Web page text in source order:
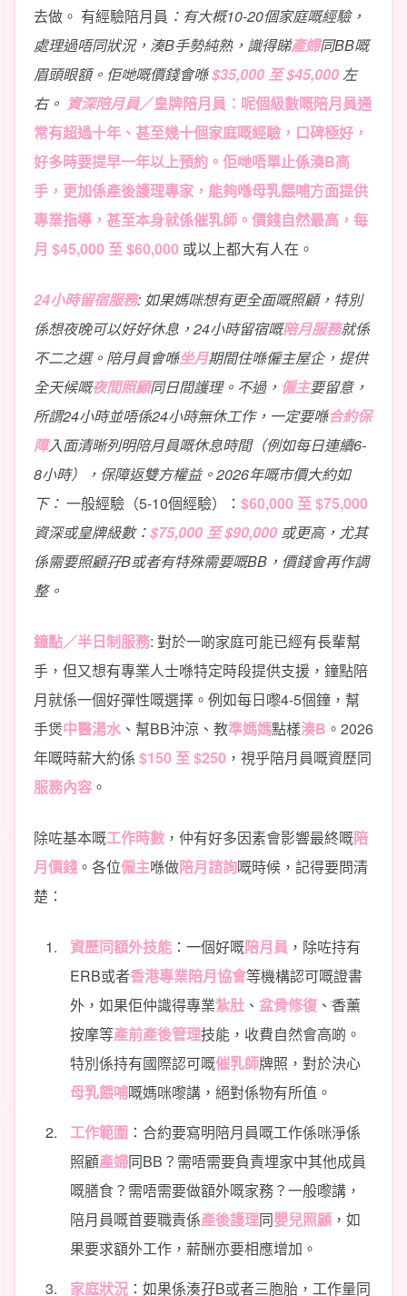
去做。 有經驗陪月員 ：有大概10-20個家庭嘅經驗，
處理過唔同狀況，湊B手勢純熟，識得睇產婦同BB嘅
眉頭眼額。佢哋嘅價錢會喺$35,000 至 $45,000左
右。 資深陪月員／皇牌陪月員 ：呢個級數嘅陪月員通
常有超過十年、甚至幾十個家庭嘅經驗，口碑極好，
好多時要提早一年以上預約。佢哋唔單止係湊B高
手，更加係產後護理專家，能夠喺母乳餵哺方面提供
專業指導，甚至本身就係催乳師 。價錢自然最高，每
月 $45,000 至 $60,000 或以上都大有人在。
24小時留宿服務: 如果媽咪想有更全面嘅照顧，特別
係想夜晚可以好好休息，24小時留宿嘅陪月服務就係
不二之選。陪月員會喺坐月期間住喺僱主屋企，提供
全天候嘅夜間照顧同日間護理。不過， 僱主要留意，
所謂24小時並唔係24小時無休工作，一定要喺合約保
障入面清晰列明陪月員嘅休息時間（例如每日連續6-
8小時），保障返雙方權益。2026年嘅市價大約如
下： 一般經驗（5-10個經驗）： $60,000 至 $75,000
資深或皇牌級數：$75,000 至 $90,000 或更高，尤其
係需要照顧孖B或者有特殊需要嘅BB，價錢會再作調
整。
鐘點／半日制服務: 對於一啲家庭可能已經有長輩幫
手，但又想有專業人士喺特定時段提供支援，鐘點陪
月就係一個好彈性嘅選擇。例如每日嚟4-5個鐘，幫
手煲中醫湯水 、幫BB沖涼、教準媽媽點樣湊B 。2026
年嘅時薪大約係 $150 至 $250 ，視乎陪月員嘅資歷同
服務內容 。
除咗基本嘅工作時數 ，仲有好多因素會影響最終嘅陪
月價錢 。各位僱主喺做陪月諮詢嘅時候，記得要問清
楚：
資歷同額外技能 ：一個好嘅陪月員 ，除咗持有
ERB或者香港專業陪月協會等機構認可嘅證書
外，如果佢仲識得專業紮肚 、 盆骨修復 、香薰
按摩等產前產後管理技能，收費自然會高啲。
特別係持有國際認可嘅催乳師牌照，對於決心
母乳餵哺嘅媽咪嚟講，絕對係物有所值。
工作範圍 ：合約要寫明陪月員嘅工作係咪淨係
照顧產婦同BB？需唔需要負責埋家中其他成員
嘅膳食？需唔需要做額外嘅家務？一般嚟講，
陪月員嘅首要職責係產後護理同嬰兒照顧 ，如
果要求額外工作，薪酬亦要相應增加。
家庭狀況 ：如果係湊孖B或者三胞胎，工作量同